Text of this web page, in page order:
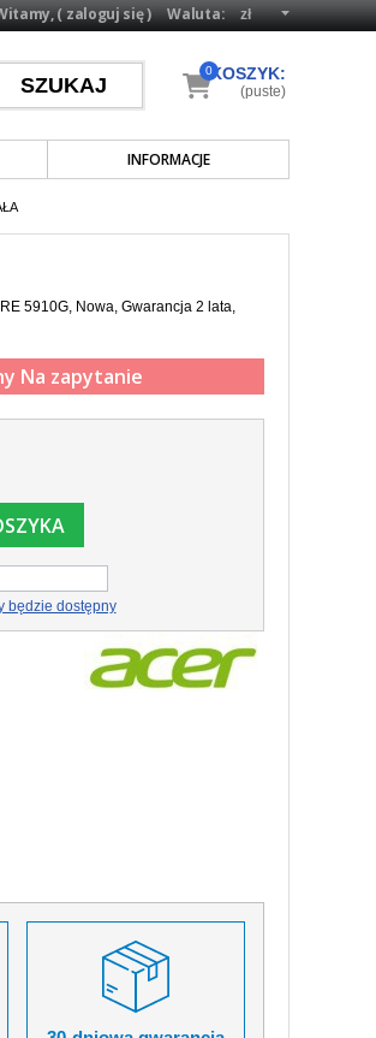
Waluta:
(zaloguj się)
INFORMACJE
KOSZYK:
0
(puste)
5910G, Nowa, Gwarancja 2 lata,
Na zapytanie
będzie dostępny